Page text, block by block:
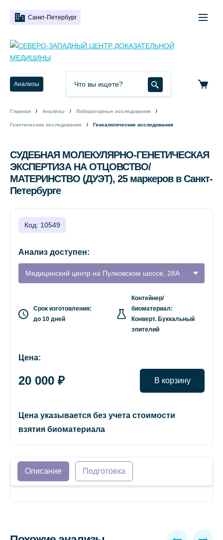
Санкт-Петербург
Анализы
Главная Анализы Лабораторные исследования
Генетические исследования Генеалогические исследования
СУДЕБНАЯ МОЛЕКУЛЯРНО-ГЕНЕТИЧЕСКАЯ
ЭКСПЕРТИЗА НА ОТЦОВСТВО/
МАТЕРИНСТВО (ДУЭТ), 25 маркеров в Санкт-
Петербурге
Код: 10549
Анализ доступен:
Медицинский центр на Пулковском шоссе, 28А
Срок изготовления:
до 10 дней
Контейнер/
биоматериал:
Конверт. Буккальный
эпителий
Цена:
20 000 ₽ В корзину
Цена указывается без учета стоимости
взятия биоматериала
Описание Подготовка